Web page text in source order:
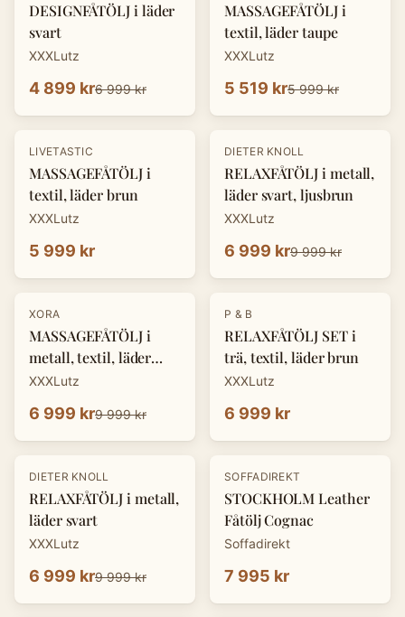
DESIGNFÅTÖLJ i läder
svart
XXXLutz
4 899 kr6 999 kr
MASSAGEFÅTÖLJ i
textil, läder taupe
XXXLutz
5 519 kr5 999 kr
LIVETASTIC
MASSAGEFÅTÖLJ i
textil, läder brun
XXXLutz
5 999 kr
-30%
DIETER KNOLL
RELAXFÅTÖLJ i metall,
läder svart, ljusbrun
XXXLutz
6 999 kr9 999 kr
-30%
XORA
MASSAGEFÅTÖLJ i
metall, textil, läder
mörkgrå
XXXLutz
6 999 kr9 999 kr
P & B
RELAXFÅTÖLJ SET i
trä, textil, läder brun
XXXLutz
6 999 kr
-30%
DIETER KNOLL
RELAXFÅTÖLJ i metall,
läder svart
XXXLutz
6 999 kr9 999 kr
SOFFADIREKT
STOCKHOLM Leather
Fåtölj Cognac
Soffadirekt
7 995 kr